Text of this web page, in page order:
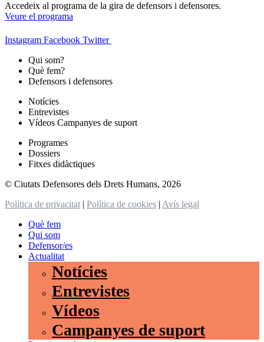
Accedeix al programa de la gira de defensors i defensores.
Veure el programa
Instagram Facebook Twitter
Qui som?
Què fem?
Defensors i defensores
Notícies
Entrevistes
Vídeos Campanyes de suport
Programes
Dossiers
Fitxes didàctiques
© Ciutats Defensores dels Drets Humans, 2026
Política de privacitat | Política de cookies | Avís legal
Què fem
Qui som
Defensor/es
Actualitat
Notícies
Entrevistes
Vídeos
Campanyes de suport